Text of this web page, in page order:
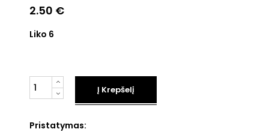
2.50 €
Liko 6
Kiekis
Į Krepšelį
Pristatymas: